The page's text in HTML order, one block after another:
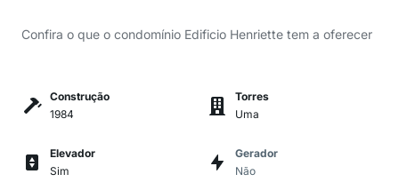
Confira o que o condomínio Edificio Henriette tem a oferecer
Construção
1984
Torres
Uma
Elevador
Sim
Gerador
Não